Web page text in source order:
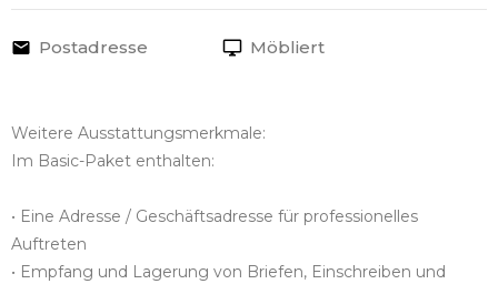
Postadresse Möbliert
Weitere Ausstattungsmerkmale:
Im Basic-Paket enthalten:
• Eine Adresse / Geschäftsadresse für professionelles
Auftreten
• Empfang und Lagerung von Briefen, Einschreiben und